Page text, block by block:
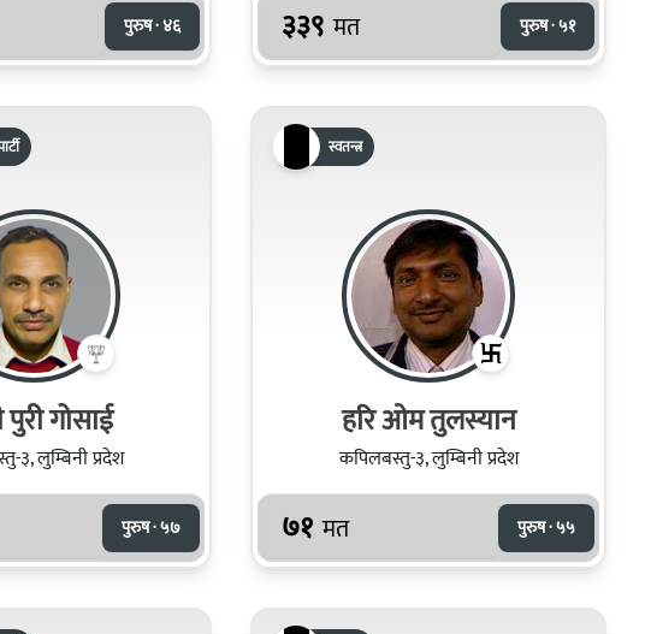
पुरुष · ४६ ३३९ मत पुरुष · ५१
गोसाई
३, लुम्बिनी प्रदेश
पुरुष · ५७
स्वतन्त्र
हरि ओम तुलस्यान
कपिलबस्तु-३, लुम्बिनी प्रदेश
७१ मत पुरुष · ५५